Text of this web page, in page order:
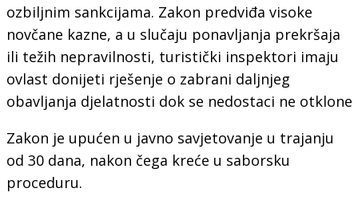
ozbiljnim sankcijama. Zakon predviđa visoke
novčane kazne, a u slučaju ponavljanja prekršaja
ili težih nepravilnosti, turistički inspektori imaju
ovlast donijeti rješenje o zabrani daljnjeg
obavljanja djelatnosti dok se nedostaci ne otklone
Zakon je upućen u javno savjetovanje u trajanju
od 30 dana, nakon čega kreće u saborsku
proceduru.